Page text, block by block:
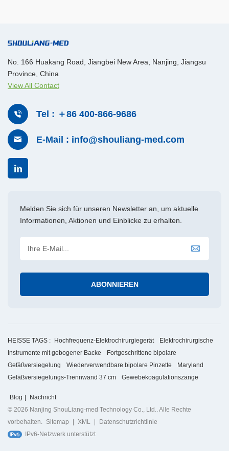
No. 166 Huakang Road, Jiangbei New Area, Nanjing, Jiangsu
Province, China
View All Contact
Tel : ＋86 400-866-9686
E-Mail : info@shouliang-med.com
Melden Sie sich für unseren Newsletter an, um aktuelle
Informationen, Aktionen und Einblicke zu erhalten.
HEISSE TAGS : Hochfrequenz-Elektrochirurgiegerät
Elektrochirurgische
Instrumente mit gebogener Backe
Fortgeschrittene bipolare
Gefäßversiegelung
Wiederverwendbare bipolare Pinzette
Maryland
Gefäßversiegelungs-Trennwand 37 cm
Gewebekoagulationszange
Blog |
Nachricht
© 2026 Nanjing ShouLiang-med Technology Co., Ltd.. Alle Rechte
vorbehalten.
Sitemap | XML |
Datenschutzrichtlinie
IPv6-Netzwerk unterstützt